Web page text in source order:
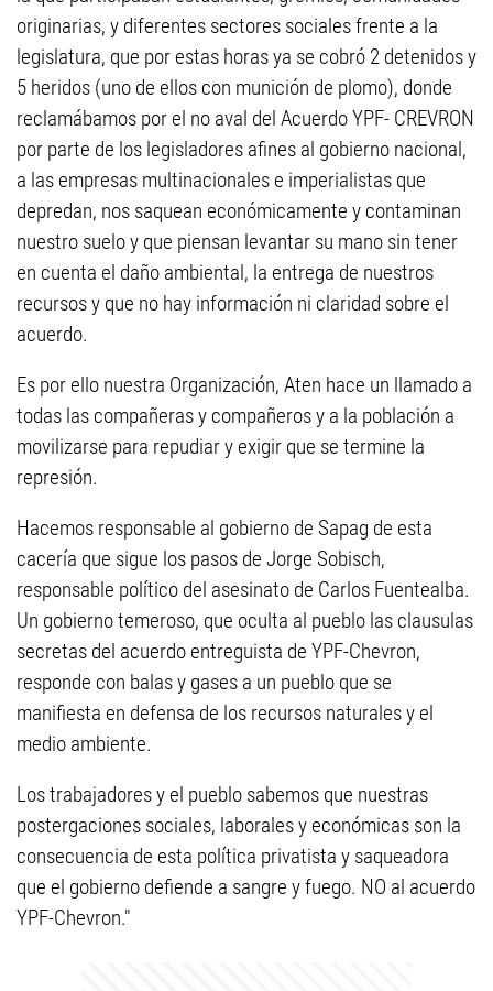
originarias, y diferentes sectores sociales frente a la
legislatura, que por estas horas ya se cobró 2 detenidos y
5 heridos (uno de ellos con munición de plomo), donde
reclamábamos por el no aval del Acuerdo YPF- CREVRON
por parte de los legisladores afines al gobierno nacional,
a las empresas multinacionales e imperialistas que
depredan, nos saquean económicamente y contaminan
nuestro suelo y que piensan levantar su mano sin tener
en cuenta el daño ambiental, la entrega de nuestros
recursos y que no hay información ni claridad sobre el
acuerdo.
Es por ello nuestra Organización, Aten hace un llamado a
todas las compañeras y compañeros y a la población a
movilizarse para repudiar y exigir que se termine la
represión.
Hacemos responsable al gobierno de Sapag de esta
cacería que sigue los pasos de Jorge Sobisch,
responsable político del asesinato de Carlos Fuentealba.
Un gobierno temeroso, que oculta al pueblo las clausulas
secretas del acuerdo entreguista de YPF-Chevron,
responde con balas y gases a un pueblo que se
manifiesta en defensa de los recursos naturales y el
medio ambiente.
Los trabajadores y el pueblo sabemos que nuestras
postergaciones sociales, laborales y económicas son la
consecuencia de esta política privatista y saqueadora
que el gobierno defiende a sangre y fuego. NO al acuerdo
YPF-Chevron."